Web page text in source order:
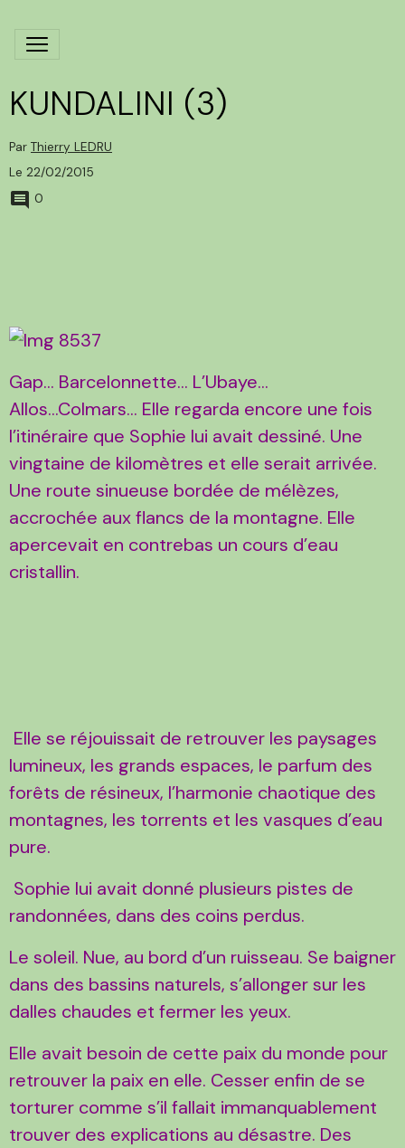
KUNDALINI (3)
Par Thierry LEDRU
Le 22/02/2015
0
Gap… Barcelonnette… L’Ubaye…
Allos...Colmars… Elle regarda encore une fois
l’itinéraire que Sophie lui avait dessiné. Une
vingtaine de kilomètres et elle serait arrivée.
Une route sinueuse bordée de mélèzes,
accrochée aux flancs de la montagne. Elle
apercevait en contrebas un cours d’eau
cristallin.
Elle se réjouissait de retrouver les paysages
lumineux, les grands espaces, le parfum des
forêts de résineux, l’harmonie chaotique des
montagnes, les torrents et les vasques d’eau
pure.
Sophie lui avait donné plusieurs pistes de
randonnées, dans des coins perdus.
Le soleil. Nue, au bord d’un ruisseau. Se baigner
dans des bassins naturels, s’allonger sur les
dalles chaudes et fermer les yeux.
Elle avait besoin de cette paix du monde pour
retrouver la paix en elle. Cesser enfin de se
torturer comme s’il fallait immanquablement
trouver des explications au désastre. Des